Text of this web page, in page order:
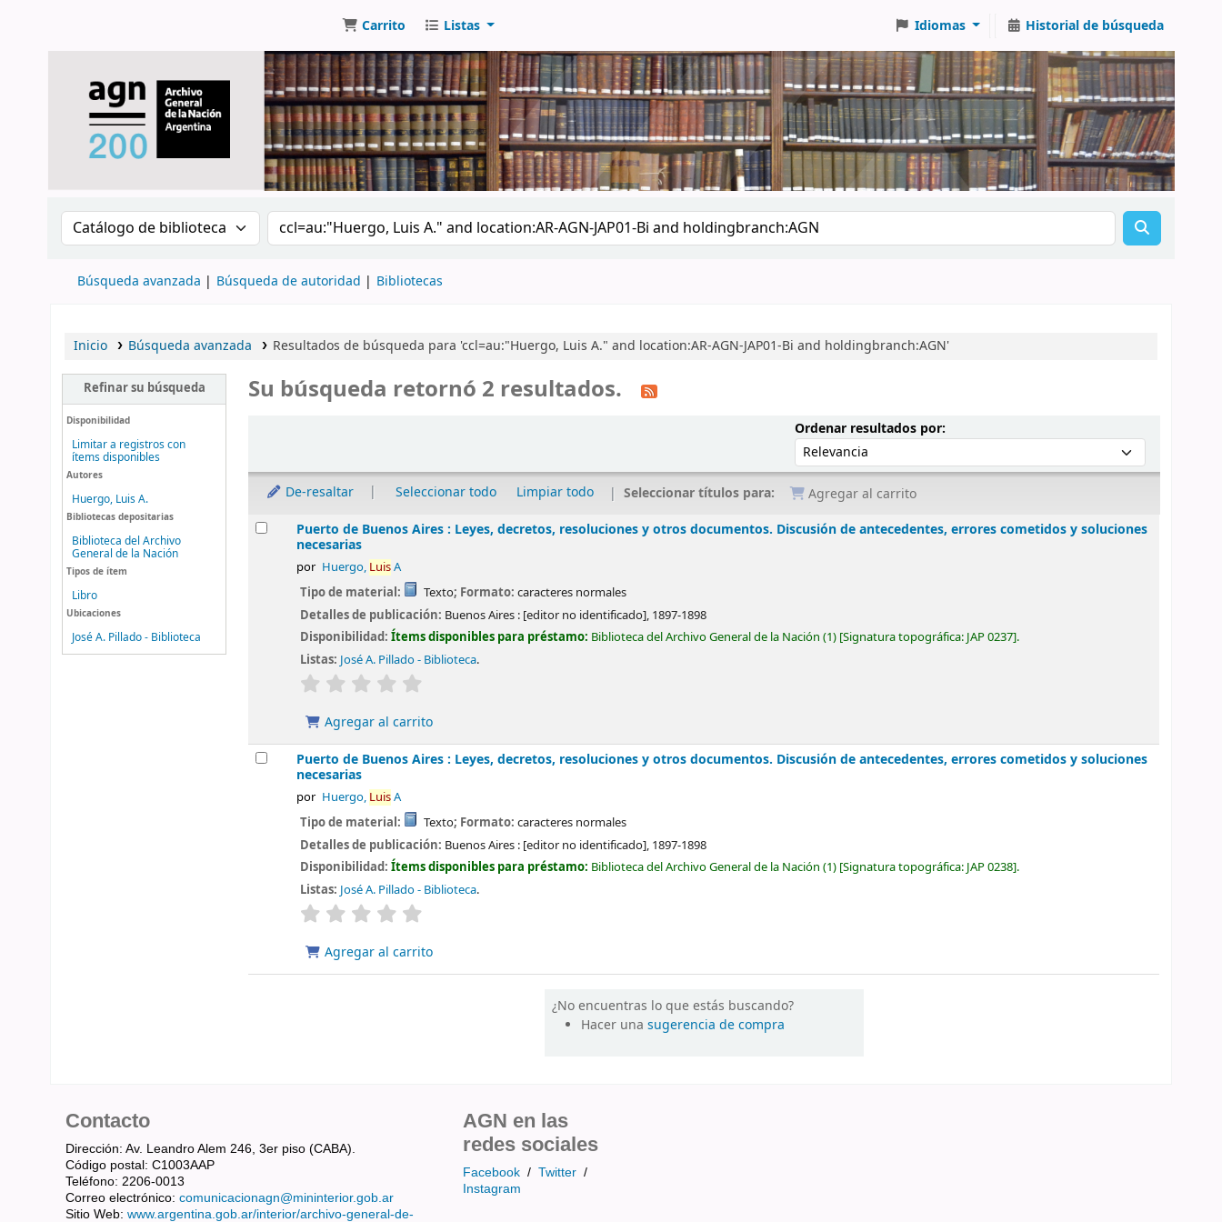
Carrito Listas Idiomas Historial de búsqueda
Buscar en el catálogo por: Buscar en el catálogo
Búsqueda avanzada Búsqueda de autoridad Bibliotecas
Inicio Búsqueda avanzada Resultados de búsqueda para 'ccl=au:"Huergo, Luis A." and location:AR-AGN-JAP01-Bi and holdingbranch:AGN'
Refinar su búsqueda
Disponibilidad
Limitar a registros con
ítems disponibles
Autores
Huergo, Luis A.
Bibliotecas depositarias
Biblioteca del Archivo
General de la Nación
Tipos de ítem
Libro
Ubicaciones
José A. Pillado - Biblioteca
Su búsqueda retornó 2 resultados.
Ordenar resultados por:Ordenar por:
De-resaltar Seleccionar todo Limpiar todo Seleccionar títulos para:
Agregar al carrito
ResultadosPuerto de Buenos Aires : Leyes, decretos, resoluciones y otros documentos. Discusión de antecedentes, errores cometidos y soluciones
necesarias
por Huergo, LuisA
Tipo de material: Texto; Formato: caracteres normales
Detalles de publicación: Buenos Aires : [editor no identificado], 1897-1898
Disponibilidad:Ítems disponibles para préstamo: Biblioteca del Archivo General de la Nación (1) Signatura topográfica: JAP 0237 .
Listas: José A. Pillado - Biblioteca.
valoración
Agregar al carrito
Puerto de Buenos Aires : Leyes, decretos, resoluciones y otros documentos. Discusión de antecedentes, errores cometidos y soluciones
necesarias
por Huergo, LuisA
Tipo de material: Texto; Formato: caracteres normales
Detalles de publicación: Buenos Aires : [editor no identificado], 1897-1898
Disponibilidad:Ítems disponibles para préstamo: Biblioteca del Archivo General de la Nación (1) Signatura topográfica: JAP 0238 .
Listas: José A. Pillado - Biblioteca.
valoración
Agregar al carrito
¿No encuentras lo que estás buscando?
Hacer unasugerencia de compra
Contacto
Dirección: Av. Leandro Alem 246, 3er piso (CABA).
Código postal: C1003AAP
Teléfono: 2206-0013
Correo electrónico: comunicacionagn@mininterior.gob.ar
Sitio Web: www.argentina.gob.ar/interior/archivo-general-de-
AGN en las
redes sociales
Facebook / Twitter /
Instagram